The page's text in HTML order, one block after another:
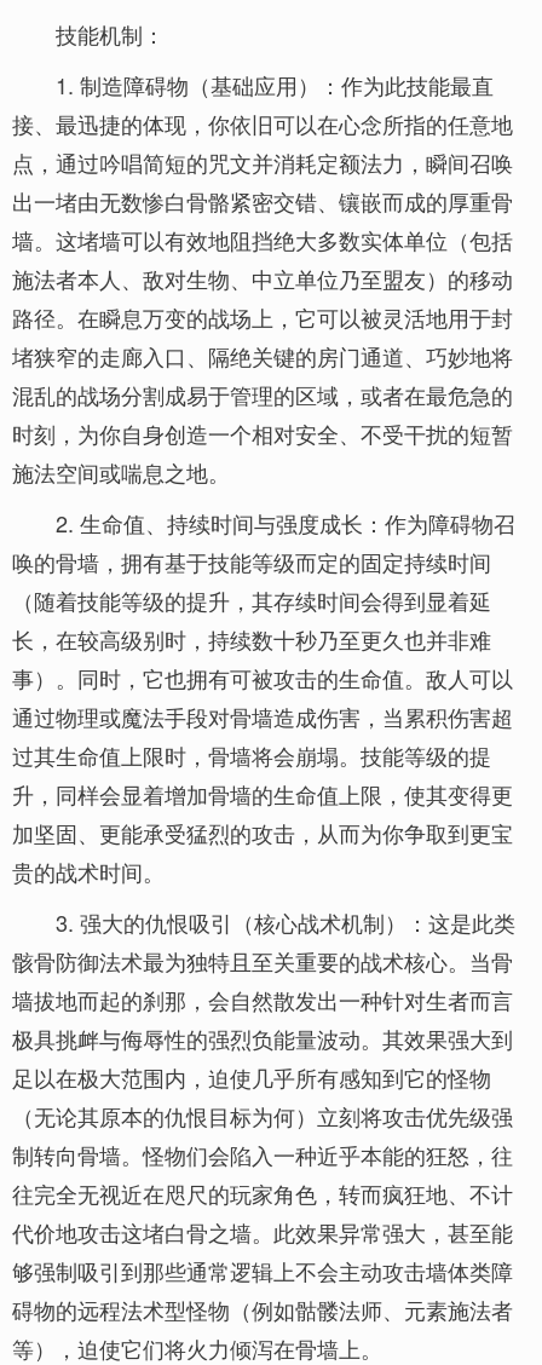
技能机制：
1. 制造障碍物（基础应用）：作为此技能最直
接、最迅捷的体现，你依旧可以在心念所指的任意地
点，通过吟唱简短的咒文并消耗定额法力，瞬间召唤
出一堵由无数惨白骨骼紧密交错、镶嵌而成的厚重骨
墙。这堵墙可以有效地阻挡绝大多数实体单位（包括
施法者本人、敌对生物、中立单位乃至盟友）的移动
路径。在瞬息万变的战场上，它可以被灵活地用于封
堵狭窄的走廊入口、隔绝关键的房门通道、巧妙地将
混乱的战场分割成易于管理的区域，或者在最危急的
时刻，为你自身创造一个相对安全、不受干扰的短暂
施法空间或喘息之地。
2. 生命值、持续时间与强度成长：作为障碍物召
唤的骨墙，拥有基于技能等级而定的固定持续时间
（随着技能等级的提升，其存续时间会得到显着延
长，在较高级别时，持续数十秒乃至更久也并非难
事）。同时，它也拥有可被攻击的生命值。敌人可以
通过物理或魔法手段对骨墙造成伤害，当累积伤害超
过其生命值上限时，骨墙将会崩塌。技能等级的提
升，同样会显着增加骨墙的生命值上限，使其变得更
加坚固、更能承受猛烈的攻击，从而为你争取到更宝
贵的战术时间。
3. 强大的仇恨吸引（核心战术机制）：这是此类
骸骨防御法术最为独特且至关重要的战术核心。当骨
墙拔地而起的刹那，会自然散发出一种针对生者而言
极具挑衅与侮辱性的强烈负能量波动。其效果强大到
足以在极大范围内，迫使几乎所有感知到它的怪物
（无论其原本的仇恨目标为何）立刻将攻击优先级强
制转向骨墙。怪物们会陷入一种近乎本能的狂怒，往
往完全无视近在咫尺的玩家角色，转而疯狂地、不计
代价地攻击这堵白骨之墙。此效果异常强大，甚至能
够强制吸引到那些通常逻辑上不会主动攻击墙体类障
碍物的远程法术型怪物（例如骷髅法师、元素施法者
等），迫使它们将火力倾泻在骨墙上。